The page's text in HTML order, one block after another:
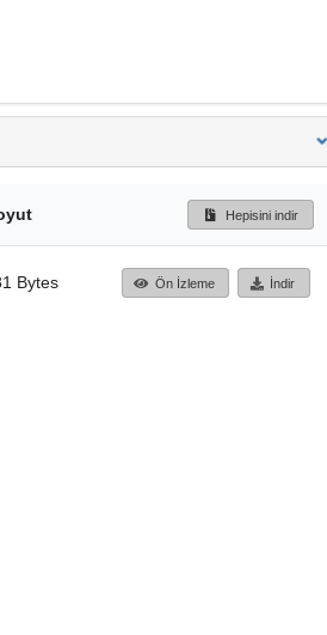
Hepisini indir
Bytes Ön İzleme İndir